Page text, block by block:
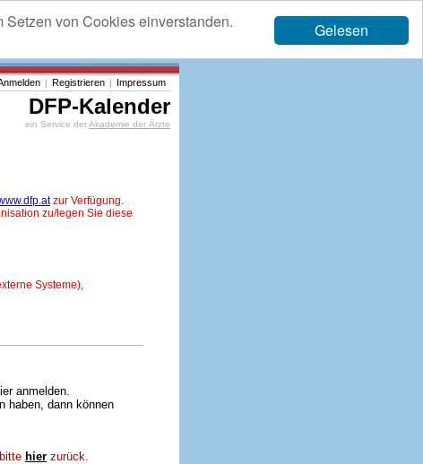
Gelesen
von Cookies einverstanden.
| Registrieren | Impressum
DFP-Kalender
ein Service derAkademie der Ärzte
zur Verfügung.
zu/legen Sie diese
Systeme),
anmelden.
haben, dann können
hier zurück.